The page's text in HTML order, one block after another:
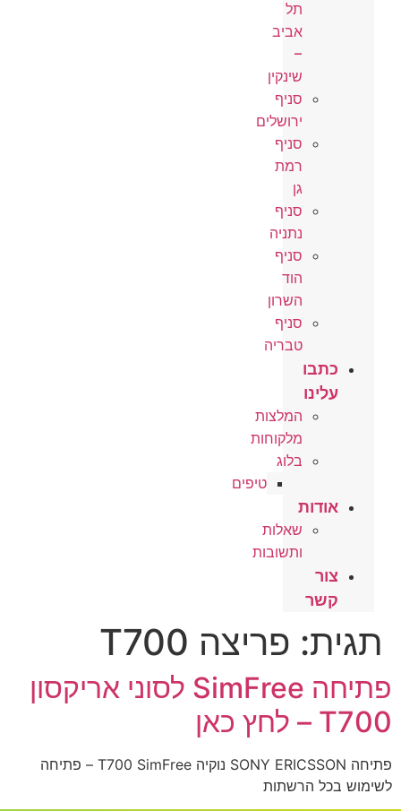
תל
אביב
–
שינקין
סניף
ירושלים
סניף
רמת
גן
סניף
נתניה
סניף
הוד
השרון
סניף
טבריה
כתבו
עלינו
המלצות
מלקוחות
בלוג
טיפים
אודות
שאלות
ותשובות
צור
קשר
תגית: פריצה T700
פתיחה SimFree לסוני אריקסון
T700 – לחץ כאן
פתיחה SONY ERICSSON נוקיה T700 SimFree – פתיחה
לשימוש בכל הרשתות